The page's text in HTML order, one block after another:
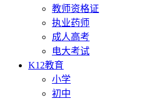
教师资格证
执业药师
成人高考
电大考试
K12教育
小学
初中